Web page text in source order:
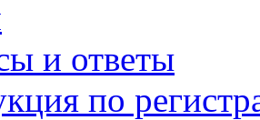
и ответы
по